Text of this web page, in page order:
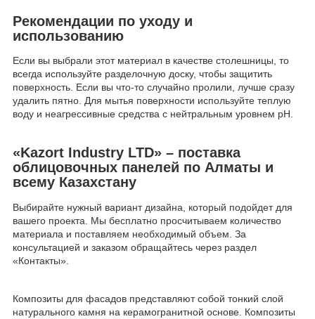
Рекомендации по уходу и
использованию
Если вы выбрали этот материал в качестве столешницы, то
всегда используйте разделочную доску, чтобы защитить
поверхность. Если вы что-то случайно пролили, лучше сразу
удалить пятно. Для мытья поверхности используйте теплую
воду и неагрессивные средства с нейтральным уровнем pH.
«Kazort Industry LTD» – поставка
облицовочных панелей по Алматы и
всему Казахстану
Выбирайте нужный вариант дизайна, который подойдет для
вашего проекта. Мы бесплатно просчитываем количество
материала и поставляем необходимый объем. За
консультацией и заказом обращайтесь через раздел
«Контакты».
Композиты для фасадов представляют собой тонкий слой
натурального камня на керамогранитной основе. Композиты